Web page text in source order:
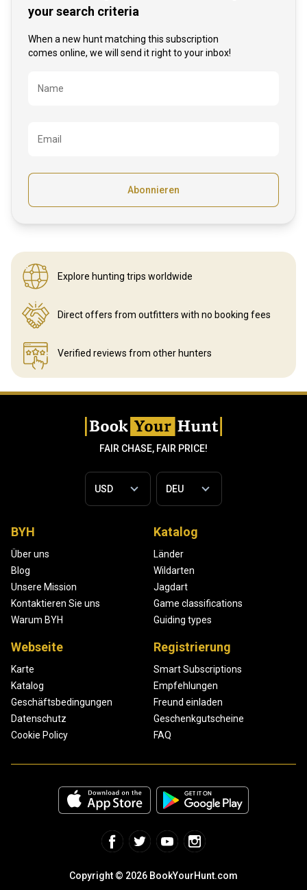
your search criteria
When a new hunt matching this subscription
comes online, we will send it right to your inbox!
Bezeichnung
Name
Email
Abonnieren
Explore hunting trips worldwide
Direct offers from outfitters with no booking fees
Verified reviews from other hunters
FAIR CHASE, FAIR PRICE!
BYH
Über uns
Blog
Unsere Mission
Kontaktieren Sie uns
Warum BYH
Katalog
Länder
Wildarten
Jagdart
Game classifications
Guiding types
Webseite
Karte
Katalog
Geschäftsbedingungen
Datenschutz
Cookie Policy
Registrierung
Smart Subscriptions
Empfehlungen
Freund einladen
Geschenkgutscheine
FAQ
Copyright © 2026 BookYourHunt.com